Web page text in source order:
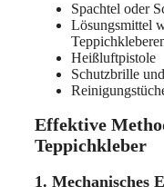
Spachtel oder
Lösungsmittel
Heißluftpistole
Schutzbrille
Effektive
Teppichkleber
1. Mechanisches